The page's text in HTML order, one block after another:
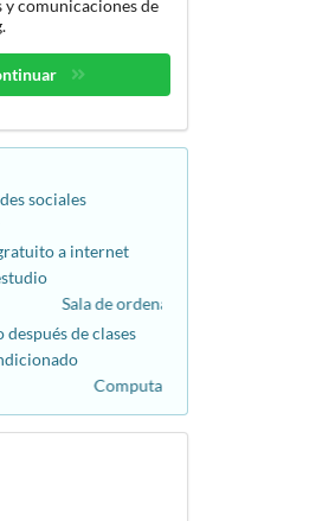
y comunicaciones de
sociales
a internet
de ordenadores/computadoras
después de clases
Computadoras/ordenadores disponibles